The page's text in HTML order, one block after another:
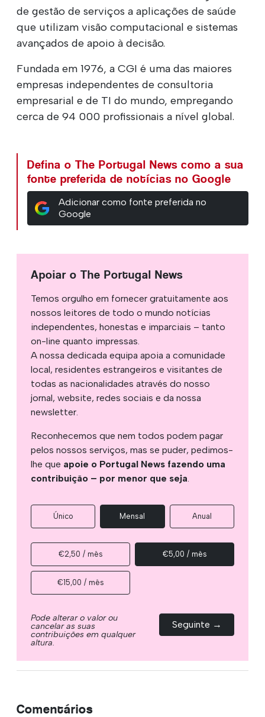
de gestão de serviços a aplicações de saúde
que utilizam visão computacional e sistemas
avançados de apoio à decisão.
Fundada em 1976, a CGI é uma das maiores
empresas independentes de consultoria
empresarial e de TI do mundo, empregando
cerca de 94 000 profissionais a nível global.
Defina o The Portugal News como a sua
fonte preferida de notícias no Google
Adicionar como fonte preferida no
Google
Apoiar o The Portugal News
Temos orgulho em fornecer gratuitamente aos
nossos leitores de todo o mundo notícias
independentes, honestas e imparciais – tanto
on-line quanto impressas.
A nossa dedicada equipa apoia a comunidade
local, residentes estrangeiros e visitantes de
todas as nacionalidades através do nosso
jornal, website, redes sociais e da nossa
newsletter.
Reconhecemos que nem todos podem pagar
pelos nossos serviços, mas se puder, pedimos-
lhe que apoie o Portugal News fazendo uma
contribuição – por menor que seja.
Único Mensal Anual
€2,50 / mês €5,00 / mês
€15,00 / mês
Pode alterar o valor ou
cancelar as suas
contribuições em qualquer
altura.
Seguinte →
Comentários